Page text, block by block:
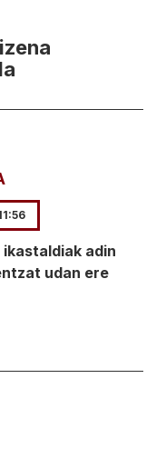
ikastaldiak adin
udan ere